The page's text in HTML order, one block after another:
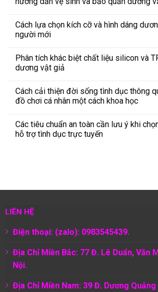
Cách lựa chọn kích cỡ và hình dáng
người mới
Phân tích khác biệt chất liệu silicon và
dương vật giả
Cách cải thiện đời sống tình dục thông
đồ chơi cá nhân một cách khoa học
Các tiêu chuẩn an toàn cần lưu ý khi
hỗ trợ tình dục trực tuyến
LIÊN HỆ
Điện thoại: (zalo): 0983545439.
Địa Chỉ Miền Bắc: 77 Đ. Lê Duẩn, Văn
Nội.
Địa Chỉ Miền Nam: 39 Đ. Dương